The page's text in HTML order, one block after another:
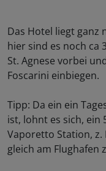
Das Hotel liegt ganz
hier sind es noch ca
St. Agnese vorbei
Foscarini einbiegen.
Tipp: Da ein ein
ist, lohnt es sich, ein
Vaporetto Station, z.
gleich am Flughafen